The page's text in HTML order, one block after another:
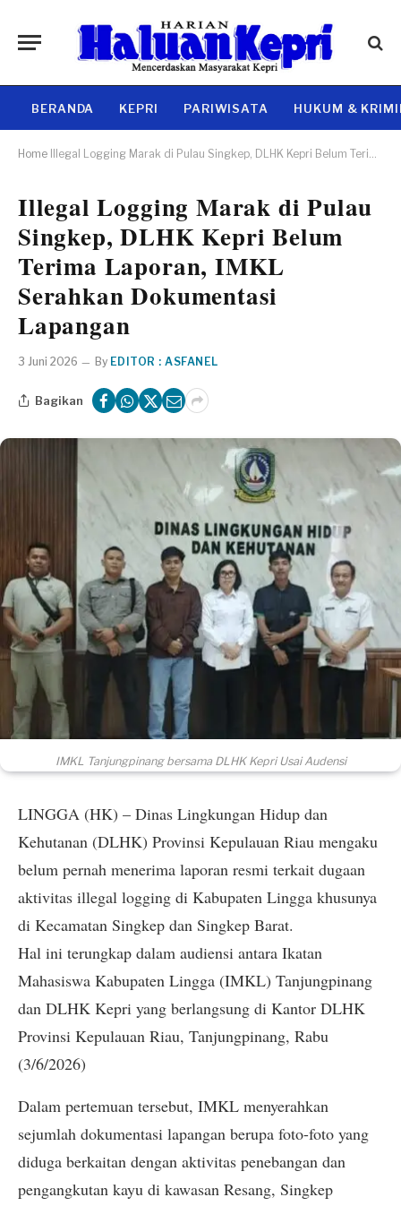
BERANDA KEPRI PARIWISATA HUKUM &
Home Illegal Logging Marak di Pulau Singkep, DLHK Kepri Belum Terima Laporan, IMKL Serahkan Dokumentasi Lapangan
Illegal Logging Marak di Pulau
Singkep, DLHK Kepri Belum
Terima Laporan, IMKL
Serahkan Dokumentasi
Lapangan
3 Juni 2026 By EDITOR : ASFANEL
Bagikan
IMKL Tanjungpinang bersama DLHK Kepri Usai Audensi
LINGGA (HK) – Dinas Lingkungan Hidup dan
Kehutanan (DLHK) Provinsi Kepulauan Riau mengaku
belum pernah menerima laporan resmi terkait dugaan
aktivitas illegal logging di Kabupaten Lingga khusunya
di Kecamatan Singkep dan Singkep Barat.
Hal ini terungkap dalam audiensi antara Ikatan
Mahasiswa Kabupaten Lingga (IMKL) Tanjungpinang
dan DLHK Kepri yang berlangsung di Kantor DLHK
Provinsi Kepulauan Riau, Tanjungpinang, Rabu
(3/6/2026)
Dalam pertemuan tersebut, IMKL menyerahkan
sejumlah dokumentasi lapangan berupa foto-foto yang
diduga berkaitan dengan aktivitas penebangan dan
pengangkutan kayu di kawasan Resang, Singkep